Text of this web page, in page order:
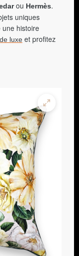
ou Hermès.
uniques
une histoire
luxe et profitez